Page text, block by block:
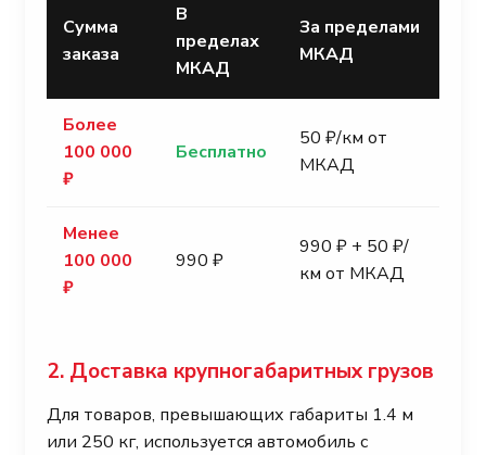
Сумма
заказа
В
пределах
МКАД
За пределами
МКАД
Более
100 000
₽
Бесплатно
50 ₽/км от
МКАД
Менее
100 000
₽
990 ₽
990 ₽ + 50 ₽/
км от МКАД
2. Доставка крупногабаритных грузов
Для товаров, превышающих габариты 1.4 м
или 250 кг, используется автомобиль с